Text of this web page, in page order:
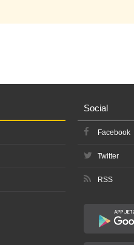
Social
Facebook
Twitter
RSS